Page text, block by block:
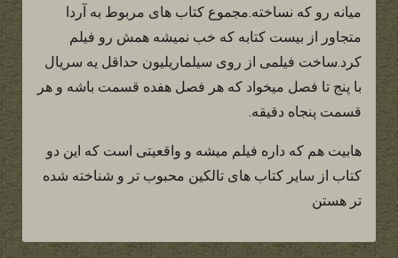
میانه رو که نساخته.مجموع کتاب های مربوط به آردا
متجاور از بیست کتابه که خب نمیشه همش رو فیلم
کرد.ساخت فیلمی از روی سیلماریلیون حداقل یه سریال
با پنج تا فصل میخواد که هر فصل هفده قسمت باشه و هر
قسمت پنجاه دقیقه.
هابیت هم که داره فیلم میشه و واقعیتی است که این دو
کتاب از سایر کتاب های تالکین محبوب تر و شناخته شده
تر هستن